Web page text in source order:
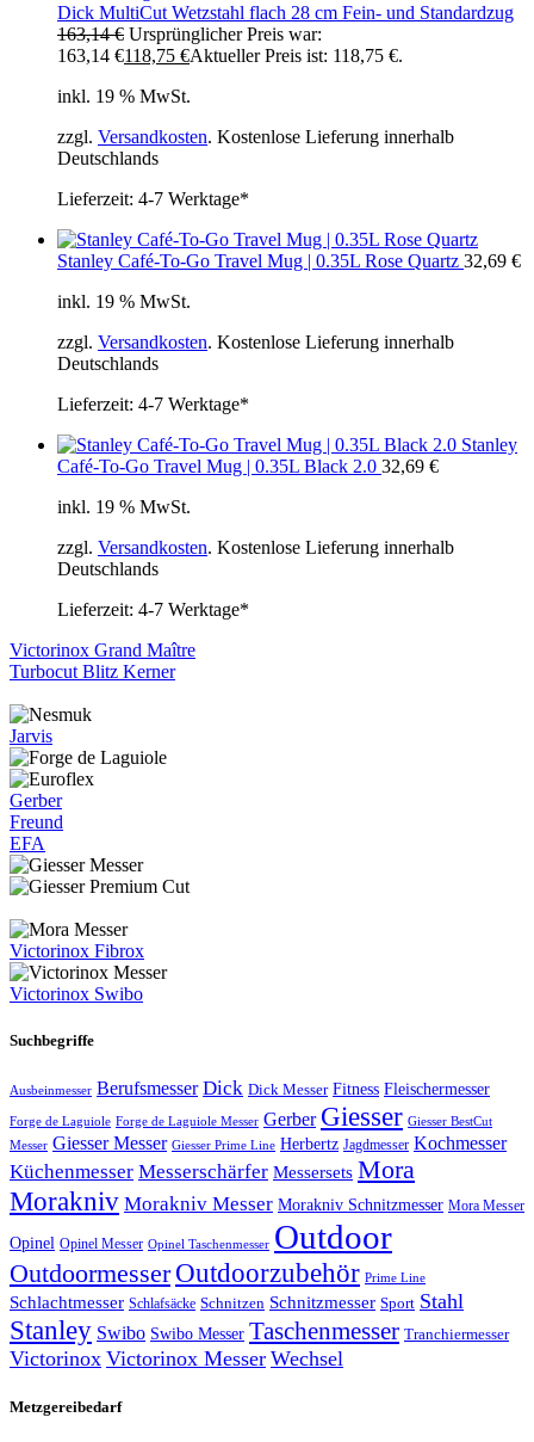
Dick MultiCut Wetzstahl flach 28 cm Fein- und Standardzug
163,14€ Ursprünglicher Preis war:
163,14 €118,75 €Aktueller Preis ist: 118,75 €.
inkl. 19 % MwSt.
zzgl. Versandkosten. Kostenlose Lieferung innerhalb
Deutschlands
Lieferzeit: 4-7 Werktage*
Stanley Café-To-Go Travel Mug | 0.35L Rose Quartz 32,69 €
inkl. 19 % MwSt.
zzgl. Versandkosten. Kostenlose Lieferung innerhalb
Deutschlands
Lieferzeit: 4-7 Werktage*
Stanley
Café-To-Go Travel Mug | 0.35L Black 2.0 32,69 €
inkl. 19 % MwSt.
zzgl. Versandkosten. Kostenlose Lieferung innerhalb
Deutschlands
Lieferzeit: 4-7 Werktage*
Victorinox Grand Maître
Turbocut Blitz Kerner
Jarvis
Gerber
Freund
EFA
Victorinox Fibrox
Victorinox Swibo
Suchbegriffe
Ausbeinmesser Berufsmesser Dick Dick Messer Fitness Fleischermesser
Forge de Laguiole Forge de Laguiole Messer Gerber Giesser Giesser BestCut
Messer Giesser Messer Giesser Prime Line Herbertz Jagdmesser Kochmesser
Küchenmesser Messerschärfer Messersets Mora
Morakniv Morakniv Messer Morakniv Schnitzmesser Mora Messer
Opinel Opinel Messer Opinel Taschenmesser Outdoor
Outdoormesser Outdoorzubehör Prime Line
Schlachtmesser Schlafsäcke Schnitzen Schnitzmesser Sport Stahl
Stanley Swibo Swibo Messer Taschenmesser Tranchiermesser
Victorinox Victorinox Messer Wechsel
Metzgereibedarf